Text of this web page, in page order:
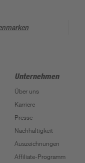
Unternehmen
Über uns
Karriere
Presse
Nachhaltigkeit
Auszeichnungen
Affiliate-Programm